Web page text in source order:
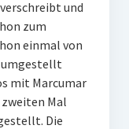
und
zum
einmal von
umgestellt
mit Marcumar
Mal
Die